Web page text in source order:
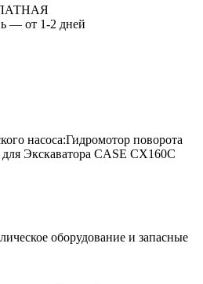
— от 1-2 дней
насоса:Гидромотор поворота
Экскаватора CASE CX160C
оборудование и запасные